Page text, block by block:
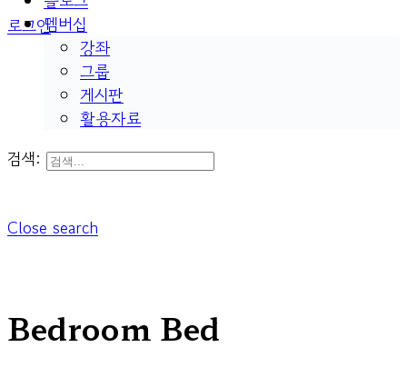
로그인멤버십
강좌
그룹
게시판
활용자료
검색:
Close search
Bedroom Bed